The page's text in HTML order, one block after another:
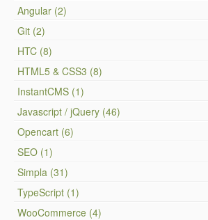
Angular (2)
Git (2)
HTC (8)
HTML5 & CSS3 (8)
InstantCMS (1)
Javascript / jQuery (46)
Opencart (6)
SEO (1)
Simpla (31)
TypeScript (1)
WooCommerce (4)